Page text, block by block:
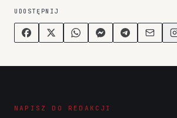
UDOSTĘPNIJ
NAPISZ DO REDAKCJI